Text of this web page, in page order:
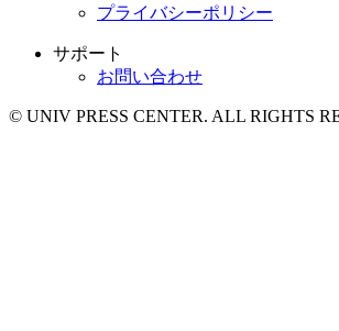
プライバシーポリシー
サポート
お問い合わせ
© UNIV PRESS CENTER. ALL RIGHTS